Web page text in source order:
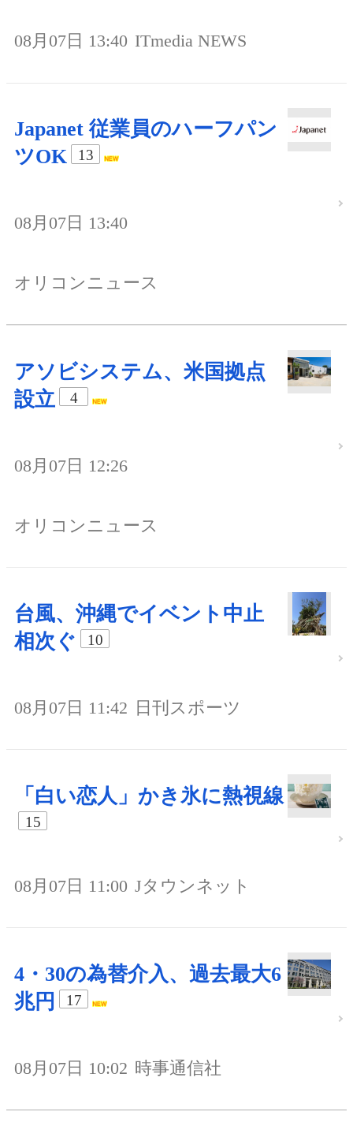
08月07日 13:40 ITmedia NEWS
Japanet 従業員のハーフパン
ツOK
13
08月07日 13:40
オリコンニュース
アソビシステム、米国拠点
設立
4
08月07日 12:26
オリコンニュース
台風、沖縄でイベント中止
相次ぐ
10
08月07日 11:42 日刊スポーツ
「白い恋人」かき氷に熱視線
15
08月07日 11:00 Jタウンネット
4・30の為替介入、過去最大6
兆円
17
08月07日 10:02 時事通信社